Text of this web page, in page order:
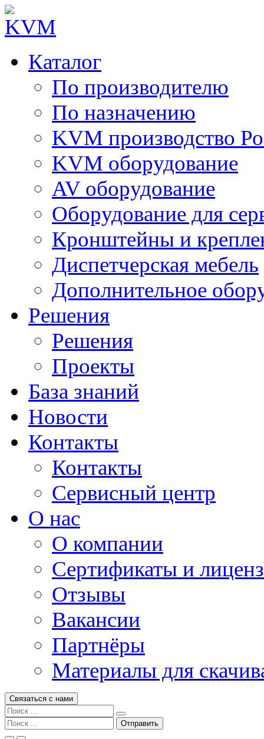
Каталог
По производителю
По назначению
KVM производство
KVM оборудование
AV оборудование
Оборудование для
Кронштейны и
Диспетчерская мебель
Дополнительное
Решения
Решения
Проекты
База знаний
Новости
Контакты
Контакты
Сервисный центр
О нас
О компании
Сертификаты и
Отзывы
Вакансии
Партнёры
Материалы для
Связаться с нами